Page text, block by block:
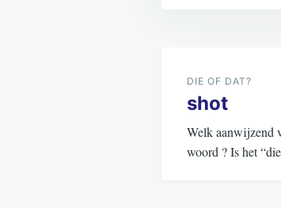
navigatie
DIE OF DAT?
shot
Welk aanwijzend
woord ? Is het